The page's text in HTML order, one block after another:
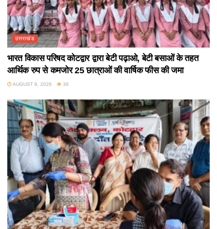
उत्तराखंड
भारत विकास परिषद कोटद्वार द्वारा बेटी पढ़ाओ, बेटी बसाओं के तहत
आर्थिक रुप से कमजोर 25 छात्राओं की वार्षिक फीस की जमा
AUGUST 8, 2026 36